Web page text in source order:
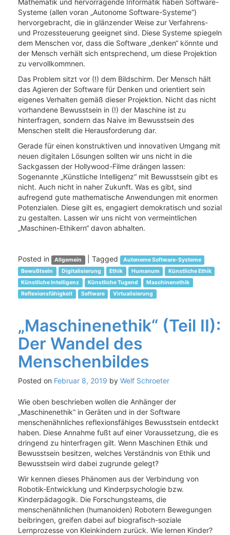
Mathematik und hervorragende Informatik haben Software-
Systeme (allen voran „Autonome Software-Systeme“)
hervorgebracht, die in glänzender Weise zur Verfahrens-
und Prozessteuerung geeignet sind. Diese Systeme spiegeln
dem Menschen vor, dass die Software „denken“ könnte und
der Mensch verhält sich entsprechend, um diese Projektion
zu vervollkommnen.
Das Problem sitzt vor (!) dem Bildschirm. Der Mensch hält
das Agieren der Software für Denken und orientiert sein
eigenes Verhalten gemäß dieser Projektion. Nicht das nicht
vorhandene Bewusstsein in (!) der Maschine ist zu
hinterfragen, sondern das Naive im Bewusstsein des
Menschen stellt die Herausforderung dar.
Gerade für einen konstruktiven und innovativen Umgang mit
neuen digitalen Lösungen sollten wir uns nicht in die
Sackgassen der Hollywood-Filme drängen lassen:
Sogenannte „Künstliche Intelligenz“ mit Bewusstsein gibt es
nicht. Auch nicht in naher Zukunft. Was es gibt, sind
aufregend gute mathematische Anwendungen mit enormen
Potenzialen. Diese gilt es, engagiert demokratisch und sozial
zu gestalten. Lassen wir uns nicht von vermeintlichen
„Maschinen-Ethikern“ davon abhalten.
Posted in Allgemein Tagged
Autonome Software-Systeme
Bewußtsein
Digitalisierung Ethik Humanum
Künstliche Ethik
Künstliche Intelligenz
Künstliche Tugend
Maschinenethik
Reflexionsfähigkeit
Software Virtualisierung
„Maschinenethik“ (Teil II):
Der Wandel des
Menschenbildes
Posted on Februar 8, 2019 by Welf Schroeter
Wie oben beschrieben wollen die Anhänger der
„Maschinenethik“ in Geräten und in der Software
menschenähnliches reflexionsfähiges Bewusstsein entdeckt
haben. Diese Annahme fußt auf einer Voraussetzung, die es
dringend zu hinterfragen gilt. Wenn Maschinen Ethik und
Bewusstsein besitzen, welches Verständnis von Ethik und
Bewusstsein wird dabei zugrunde gelegt?
Wir kennen dieses Phänomen aus der Verbindung von
Robotik-Entwicklung und Kinderpsychologie bzw.
Kinderpädagogik. Die Forschungsteams, die
menschenähnlichen (humanoiden) Robotern Bewegungen
beibringen, greifen dabei auf biografisch-soziale
Lernprozesse von Kleinkindern zurück. Wie lernen Kinder?